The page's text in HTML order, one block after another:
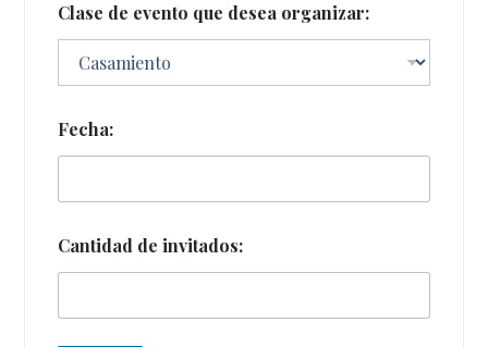
Clase de evento que desea organizar:
Fecha:
Cantidad de invitados: